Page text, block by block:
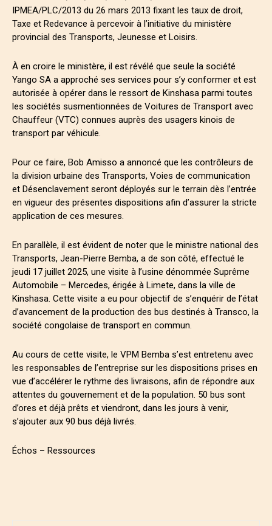
IPMEA/PLC/2013 du 26 mars 2013 fixant les taux de droit,
Taxe et Redevance à percevoir à l’initiative du ministère
provincial des Transports, Jeunesse et Loisirs.
À en croire le ministère, il est révélé que seule la société
Yango SA a approché ses services pour s’y conformer et est
autorisée à opérer dans le ressort de Kinshasa parmi toutes
les sociétés susmentionnées de Voitures de Transport avec
Chauffeur (VTC) connues auprès des usagers kinois de
transport par véhicule.
Pour ce faire, Bob Amisso a annoncé que les contrôleurs de
la division urbaine des Transports, Voies de communication
et Désenclavement seront déployés sur le terrain dès l’entrée
en vigueur des présentes dispositions afin d’assurer la stricte
application de ces mesures.
En parallèle, il est évident de noter que le ministre national des
Transports, Jean-Pierre Bemba, a de son côté, effectué le
jeudi 17 juillet 2025, une visite à l’usine dénommée Suprême
Automobile – Mercedes, érigée à Limete, dans la ville de
Kinshasa. Cette visite a eu pour objectif de s’enquérir de l’état
d’avancement de la production des bus destinés à Transco, la
société congolaise de transport en commun.
Au cours de cette visite, le VPM Bemba s’est entretenu avec
les responsables de l’entreprise sur les dispositions prises en
vue d’accélérer le rythme des livraisons, afin de répondre aux
attentes du gouvernement et de la population. 50 bus sont
d’ores et déjà prêts et viendront, dans les jours à venir,
s’ajouter aux 90 bus déjà livrés.
Échos – Ressources